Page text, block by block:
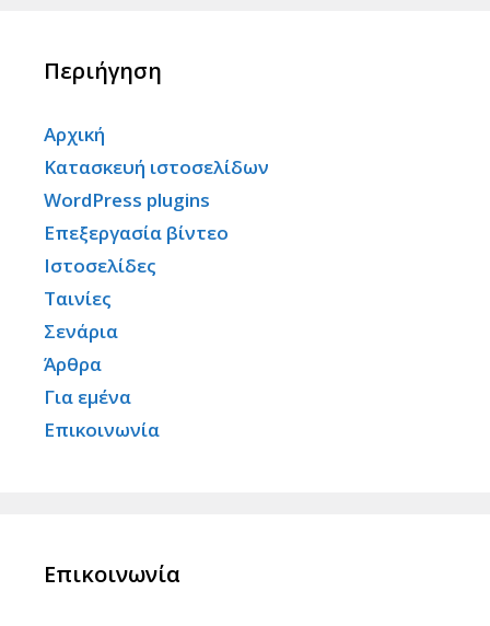
Περιήγηση
Αρχική
Κατασκευή ιστοσελίδων
WordPress plugins
Επεξεργασία βίντεο
Ιστοσελίδες
Ταινίες
Σενάρια
Άρθρα
Για εμένα
Επικοινωνία
Επικοινωνία